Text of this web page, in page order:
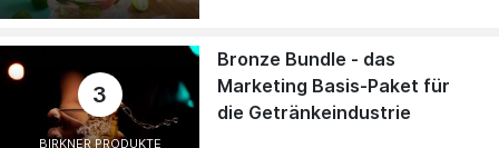
3
BIRKNER PRODUKTE
Bronze Bundle - das
Marketing Basis-Paket für
die Getränkeindustrie